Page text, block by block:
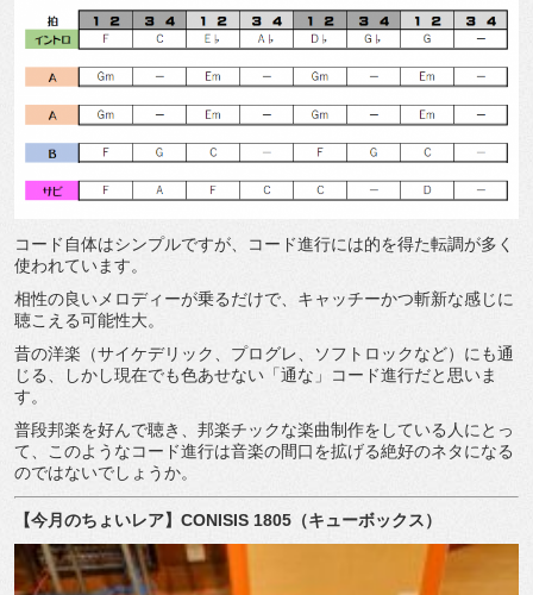
コード自体はシンプルですが、コード進行には的を得た転調が多く
使われています。
相性の良いメロディーが乗るだけで、キャッチーかつ斬新な感じに
聴こえる可能性大。
昔の洋楽（サイケデリック、プログレ、ソフトロックなど）にも通
じる、しかし現在でも色あせない「通な」コード進行だと思いま
す。
普段邦楽を好んで聴き、邦楽チックな楽曲制作をしている人にとっ
て、このようなコード進行は音楽の間口を拡げる絶好のネタになる
のではないでしょうか。
【今月のちょいレア】 CONISIS 1805 （キューボックス）